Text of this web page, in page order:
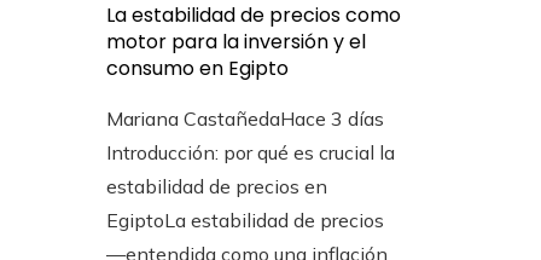
La estabilidad de precios como
motor para la inversión y el
consumo en Egipto
Mariana CastañedaHace 3 días
Introducción: por qué es crucial la
estabilidad de precios en
EgiptoLa estabilidad de precios
—entendida como una inflación